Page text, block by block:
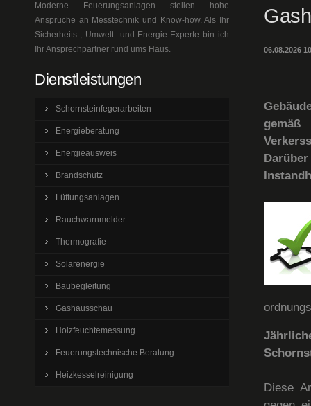
06.08.2026
Diese
Moderne Feuerungsanlagen stellen hohe
Ansprüche an Messtechnik und Know-how. Als Ihr
Sicherheits-, Umwelt- und Energie-Experte bin ich
Ihr Ansprechpartner rund ums Haus.
Dienstleistungen
Schornsteinfegerarbeiten
Energieberatung
Energieausweis
Brandschutz
Lüftungsanlagen
Rauchwarnmelder
Thermografie
Solarenergie
Baubegleitung
Gashausschau
Holzfeuchtemessung
Feuerungstechnische Beratung
Heizkesselreinigung